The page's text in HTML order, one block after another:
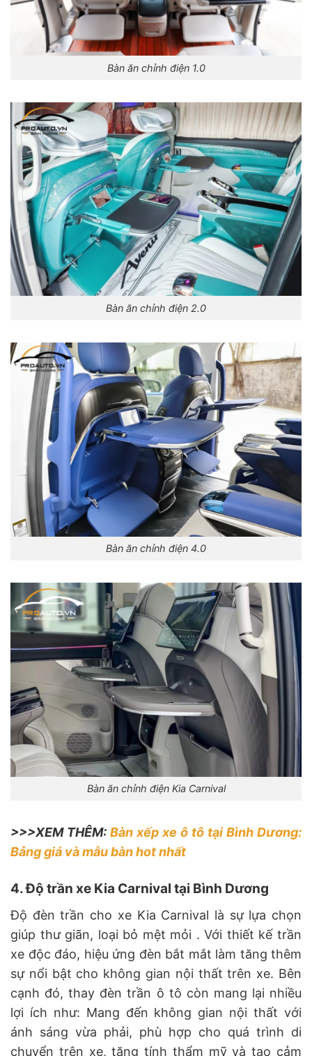
Bàn ăn chỉnh điện 1.0
Bàn ăn chỉnh điện 2.0
Bàn ăn chỉnh điện 4.0
Bàn ăn chỉnh điện Kia Carnival
>>>XEM THÊM: Bàn xếp xe ô tô tại Bình Dương:
Bảng giá và mẫu bàn hot nhất
4. Độ trần xe Kia Carnival tại Bình Dương
Độ đèn trần cho xe Kia Carnival là sự lựa chọn
giúp thư giãn, loại bỏ mệt mỏi . Với thiết kế trần
xe độc đáo, hiệu ứng đèn bắt mắt làm tăng thêm
sự nổi bật cho không gian nội thất trên xe. Bên
cạnh đó, thay đèn trần ô tô còn mang lại nhiều
lợi ích như: Mang đến không gian nội thất với
ánh sáng vừa phải, phù hợp cho quá trình di
chuyển trên xe, tăng tính thẩm mỹ và tạo cảm